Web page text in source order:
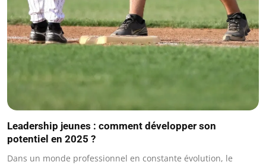
Leadership jeunes : comment développer son
potentiel en 2025 ?
Dans un monde professionnel en constante évolution, le